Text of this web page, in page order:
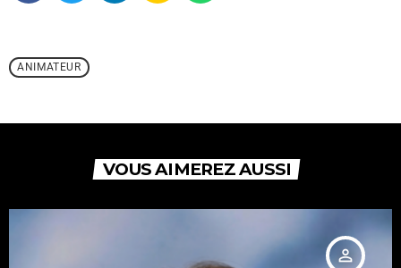
ANIMATEUR
VOUS AIMEREZ AUSSI
person_outline